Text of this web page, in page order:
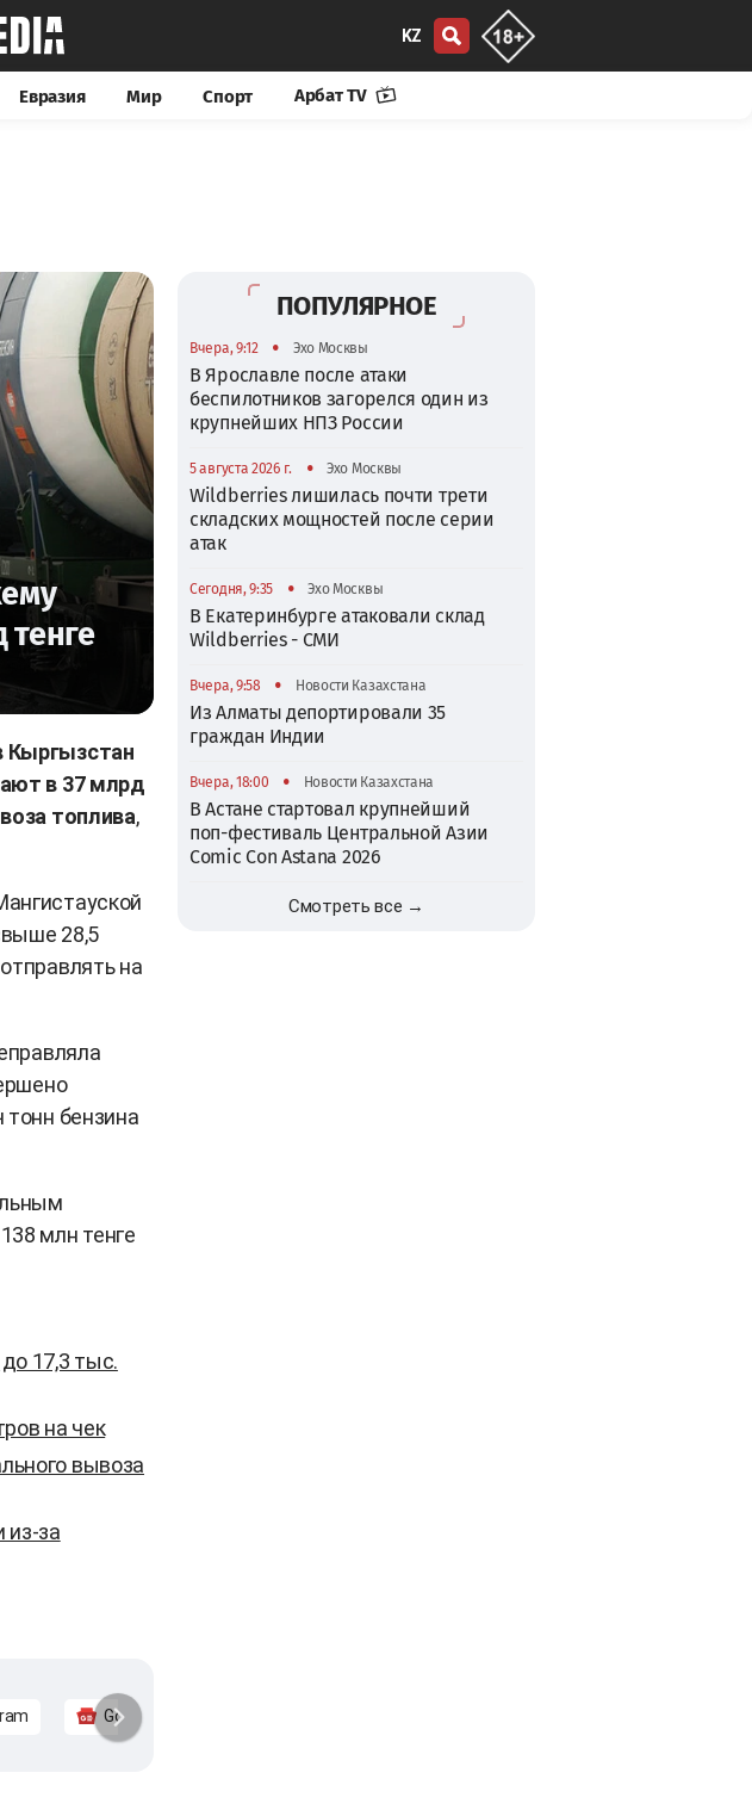
KZ
Евразия Мир Спорт Арбат TV
Кыргызстан
в 37 млрд
топлива,
28,5
на
бензина
млн тенге
17,3 тыс.
на чек
вывоза
из-за
Google News
ПОПУЛЯРНОЕ
Вчера, 9:12 • Эхо Москвы
В Ярославле после атаки
беспилотников загорелся один из
крупнейших НПЗ России
5 августа 2026 г. • Эхо Москвы
Wildberries лишилась почти трети
складских мощностей после серии
атак
Сегодня, 9:35 • Эхо Москвы
В Екатеринбурге атаковали склад
Wildberries - СМИ
Вчера, 9:58 • Новости Казахстана
Из Алматы депортировали 35
граждан Индии
Вчера, 18:00 • Новости Казахстана
В Астане стартовал крупнейший
поп-фестиваль Центральной Азии
Comic Con Astana 2026
Смотреть все →